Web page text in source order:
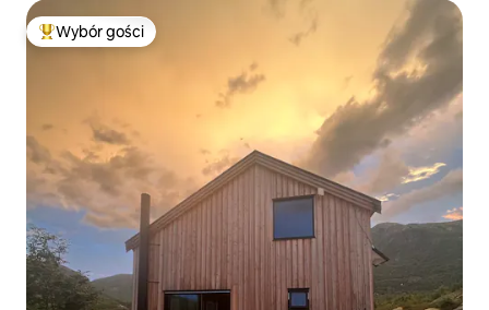
Najpopularniejsze z kategorii Wybór gości
Wybór gości